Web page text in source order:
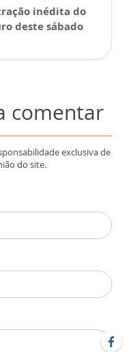
inédita do
deste sábado
comentar
exclusiva de
do site.